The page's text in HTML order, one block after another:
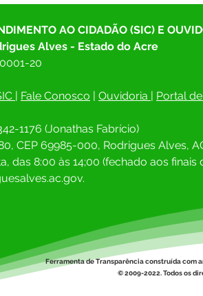
AO CIDADÃO (SIC) E
Alves - Estado do Acre
20
| Fale Conosco | Ouvidoria | Portal
1176 (Jonathas Fabrício)
CEP 69985-000, Rodrigues Alves,
das 8:00 às 14;00 (fechado aos finais
Ferramenta de Transparência construída com
© 2009-2022. Todos os